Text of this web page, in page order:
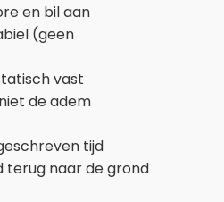
en bil aan
(geen
vast
de adem
tijd
terug naar de grond